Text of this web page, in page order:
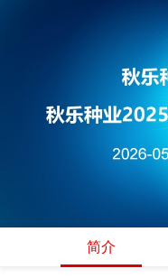
简介